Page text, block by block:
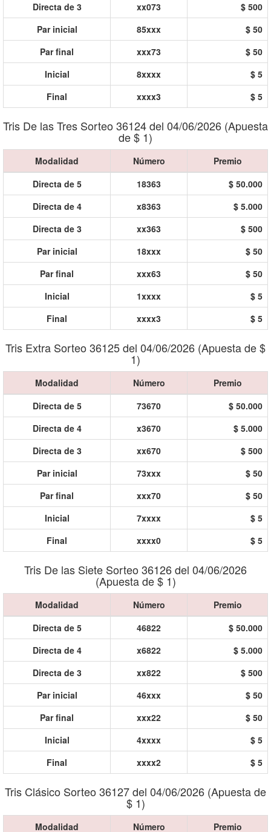
Directa de 3
xx073
$ 500
Par inicial
85xxx
$ 50
Par final
xxx73
$ 50
Inicial
8xxxx
$ 5
Final
xxxx3 $ 5
Tris De las Tres Sorteo 36124 del 04/06/2026 (Apuesta
de $ 1)
Modalidad Número
Premio
Directa de 5
18363
$ 50.000
Directa de 4
x8363
$ 5.000
Directa de 3
xx363
$ 500
Par inicial
18xxx
$ 50
Par final
xxx63
$ 50
Inicial
1xxxx
$ 5
Final
xxxx3 $ 5
Tris Extra Sorteo 36125 del 04/06/2026 (Apuesta de $
1)
Modalidad Número
Premio
Directa de 5
73670
$ 50.000
Directa de 4
x3670
$ 5.000
Directa de 3
xx670
$ 500
Par inicial
73xxx
$ 50
Par final
xxx70
$ 50
Inicial
7xxxx
$ 5
Final
xxxx0 $ 5
Tris De las Siete Sorteo 36126 del 04/06/2026
(Apuesta de $ 1)
Modalidad Número
Premio
Directa de 5
46822
$ 50.000
Directa de 4
x6822
$ 5.000
Directa de 3
xx822
$ 500
Par inicial
46xxx
$ 50
Par final
xxx22
$ 50
Inicial
4xxxx
$ 5
Final
xxxx2 $ 5
Tris Clásico Sorteo 36127 del 04/06/2026 (Apuesta de
$ 1)
Modalidad Número Premio